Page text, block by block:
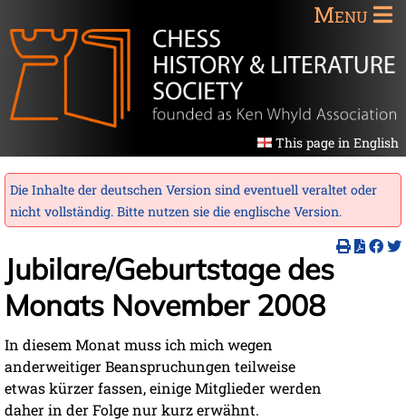
Menu
This page in English
Die Inhalte der deutschen Version sind eventuell veraltet oder
nicht vollständig. Bitte nutzen sie die englische Version.
Jubilare/Geburtstage des
Monats November 2008
In diesem Monat muss ich mich wegen
anderweitiger Beanspruchungen teilweise
etwas kürzer fassen, einige Mitglieder werden
daher in der Folge nur kurz erwähnt.